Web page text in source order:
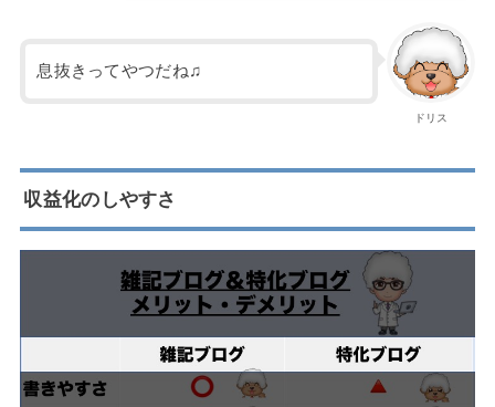
ドリス
息抜きってやつだね♫
収益化のしやすさ